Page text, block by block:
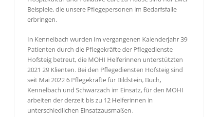
Beispiele, die unsere Pflegepersonen im Bedarfsfalle
erbringen.
In Kennelbach wurden im vergangenen Kalenderjahr 39
Patienten durch die Pflegekräfte der Pflegedienste
Hofsteig betreut, die MOHI Helferinnen unterstützten
2021 29 Klienten. Bei den Pflegediensten Hofsteig sind
seit Mai 2022 6 Pflegekräfte für Bildstein, Buch,
Kennelbach und Schwarzach im Einsatz, für den MOHI
arbeiten der derzeit bis zu 12 Helferinnen in
unterschiedlichen Einsatzausmaßen.